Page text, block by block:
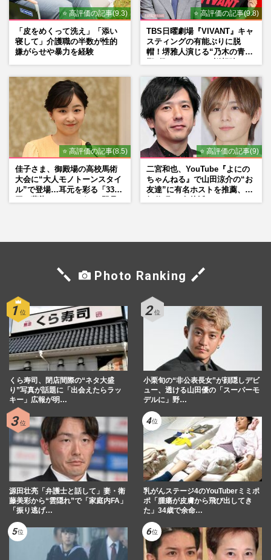
⭐ 高評価の記事(9.3)
「皮をめくって洗え」「添い
寝して」介護職の半数が性的
嫌がらせや暴力を経験
⭐ 高評価の記事(9.8)
TBS日曜劇場『VIVANT』キャ
スティングの有能ぶりに脱
帽！堺雅人演じる“乃木の青年
マン長男・櫻井海音だった
⭐ 高評価の記事(8.5)
佳子さま、御殿場の高校馬術
大会に“大人モノトーンスタイ
ル”で登場…耳元を彩る「3300
⭐ 高評価の記事(9)
二宮和也、YouTube『よにの
ちゃんねる』で山田涼介の“お
友達”に有名ホストを推薦、歌
Photo Ranking
くら寿司、閉店間際の“ネタ大盛
り”写真が話題に「出会えたらラッ
キー」広報が明…
小栗旬の“非公表長女”が顔隠しデビ
ュー、透ける山田優の「スーパーモ
デルに」野…
源田壮亮「弁護士と話して」妻・衛
藤美彩から“雲隠れ”で「家庭内FA」
「振り逃げ…
乳がんステージ4のYouTuberミミポ
ポ「腫瘍が皮膚から飛び出してき
た」34歳で余命…